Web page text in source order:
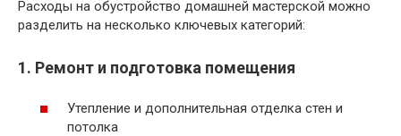
Расходы на обустройство домашней мастерской можно
разделить на несколько ключевых категорий:
1. Ремонт и подготовка помещения
Утепление и дополнительная отделка стен и
потолка